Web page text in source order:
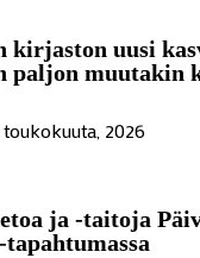
kirjaston uusi
paljon muutakin
toukokuuta, 2026
ja -taitoja